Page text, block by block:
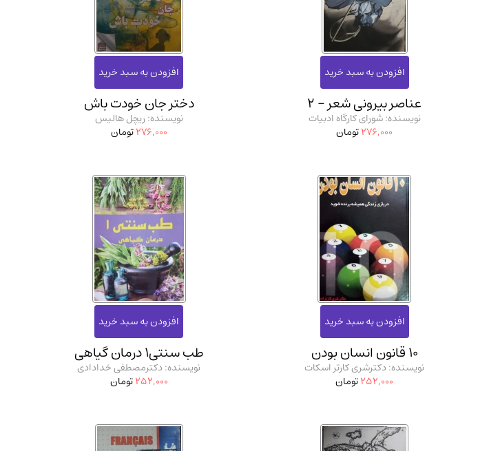
استخدامی و کاریابی دولتی و خصوصی.سوالـات و آزمونها
آموزشی و کنکوری
دانشگاه پیامـ نور(10)
عناصر بیرونی شعر - 2
نویسنده: شورای کارگاه ادبیات
276,000تومان
دختر جان خودت باش
نویسنده: ریچل هالیس
276,000تومان
10 قانون انسان بودن
نویسنده: دکترشری کارتر اسکات
252,000تومان
طب سنتی1 درمان گیاهی
نویسنده: دکترمصطفی خدادادی
252,000تومان